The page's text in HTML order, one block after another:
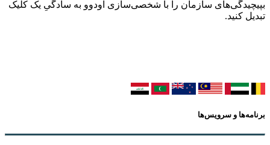
بپیچیدگی‌های سازمان را با شخصی‌سازی اودوو به سادگیِ یک کلیک
تبدیل کنید.
برنامه‌ها و سرویس‌ها